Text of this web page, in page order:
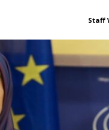
Staff